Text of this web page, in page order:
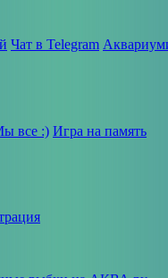
Чат в Telegram
все :) Игра на память